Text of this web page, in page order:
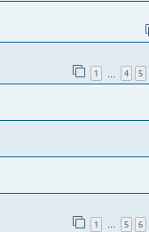
1 4 5
1 … 5 6